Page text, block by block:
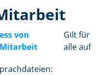
Gilt für
alle auf